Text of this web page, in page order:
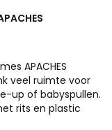
APACHES
veel ruimte voor
up of babyspullen.
rits en plastic